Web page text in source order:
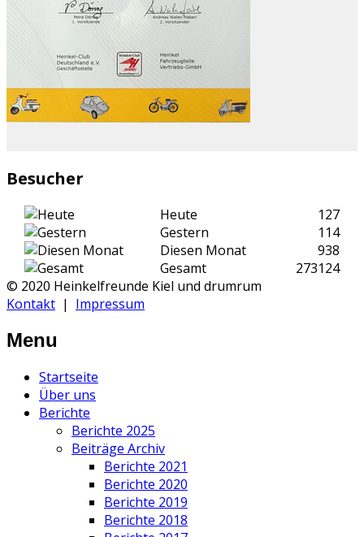
Besucher
Heute
127
Gestern
114
Diesen Monat
938
Gesamt
273124
© 2020 Heinkelfreunde Kiel und drumrum
Kontakt | Impressum
Menu
Startseite
Über uns
Berichte
Berichte 2025
Beiträge Archiv
Berichte 2021
Berichte 2020
Berichte 2019
Berichte 2018